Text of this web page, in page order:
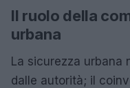
Il ruolo della
urbana
La sicurezza urbana
dalle autorità; il